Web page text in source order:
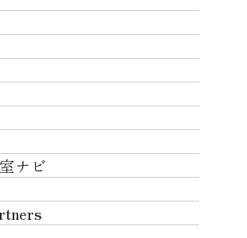
携
イアンス
ザイン工学部
イン工学研究科
う独自の教育システム
ログラム
育成
ムについて
ナビ